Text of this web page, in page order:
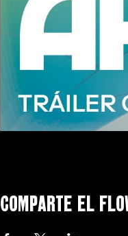
Comparte el